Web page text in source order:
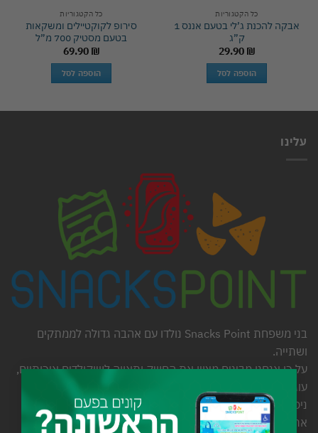
כל הקטגוריות
אבקה להכנת ג’לי בטעם אננס 1
ק”ג
29.90 ₪
הוספה לסל
כל הקטגוריות
סירופ לקוקטיילים ומשקאות
בטעם מסטיק 700 מ”ל
69.90 ₪
הוספה לסל
עלינו
בני משפחת Snacks Point נולדו עם אהבה גדולה לממתקים
ושתייה.
על כן אנחנו מבינים מצוין את החשק ותאווה לשוקולדים איכותיים,
ניסיון ושירות אנחנו יודעים שהממתקים והשתייה שלנו מלווים
אתכם ברגעים קטנים, בחיי היומיום וגם באירועים מיוחדים בין